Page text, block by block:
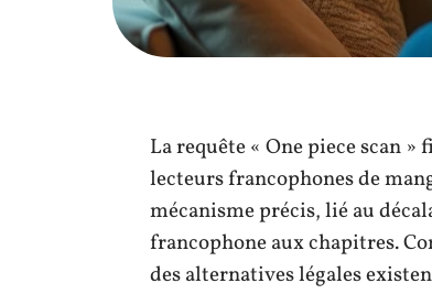
La requête « One piece scan
lecteurs francophones de
mécanisme précis, lié au
francophone aux chapitres.
des alternatives légales